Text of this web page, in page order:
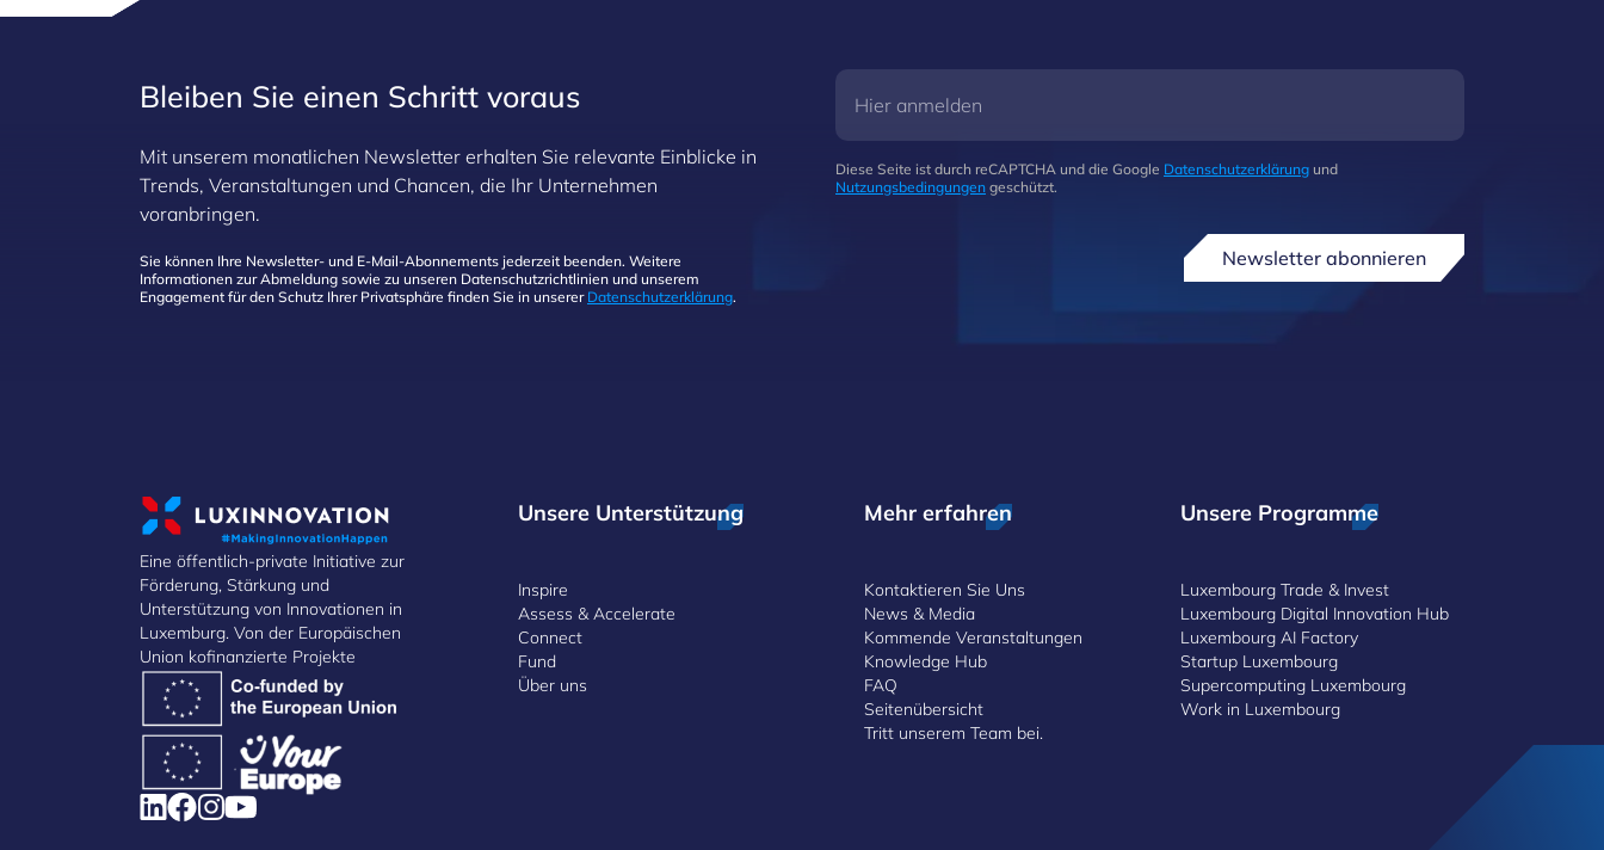
Bleiben Sie einen Schritt voraus
Mit unserem monatlichen Newsletter erhalten Sie relevante Einblicke in
Trends, Veranstaltungen und Chancen, die Ihr Unternehmen
voranbringen.
Sie können Ihre Newsletter- und E-Mail-Abonnements jederzeit beenden. Weitere
Informationen zur Abmeldung sowie zu unseren Datenschutzrichtlinien und unserem
Engagement für den Schutz Ihrer Privatsphäre finden Sie in unserer Datenschutzerklärung.
Diese Seite ist durch reCAPTCHA und die Google Datenschutzerklärung und
Nutzungsbedingungen geschützt.
Newsletter abonnieren
Eine öffentlich-private Initiative zur
Förderung, Stärkung und
Unterstützung von Innovationen in
Luxemburg. Von der Europäischen
Union kofinanzierte Projekte
Unsere Unterstützung
Inspire
Assess & Accelerate
Connect
Fund
Über uns
Mehr erfahren
Kontaktieren Sie Uns
News & Media
Kommende Veranstaltungen
Knowledge Hub
FAQ
Seitenübersicht
Tritt unserem Team bei.
Unsere Programme
Luxembourg Trade & Invest
Luxembourg Digital Innovation Hub
Luxembourg AI Factory
Startup Luxembourg
Supercomputing Luxembourg
Work in Luxembourg